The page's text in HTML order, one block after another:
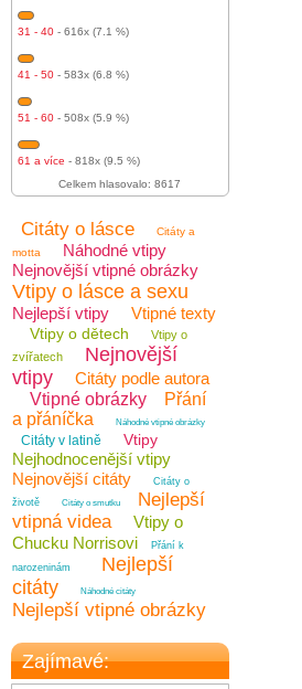
31 - 40 - 616x (7.1 %)
41 - 50 - 583x (6.8 %)
51 - 60 - 508x (5.9 %)
61 a více - 818x (9.5 %)
Celkem hlasovalo: 8617
Citáty o lásce
Citáty a
motta
Náhodné vtipy
Nejnovější vtipné obrázky
Vtipy o lásce a sexu
Nejlepší vtipy Vtipné texty
Vtipy o dětech
Vtipy o
zvířatech
Nejnovější
vtipy
Citáty podle autora
Vtipné obrázky
Přání
a přáníčka
Náhodné vtipné obrázky
Citáty v latině Vtipy
Nejhodnocenější vtipy
Nejnovější citáty
Citáty o
životě
Citáty o smutku
Nejlepší
vtipná videa
Vtipy o
Chucku Norrisovi
Přání k
narozeninám
Nejlepší
citáty
Náhodné citáty
Nejlepší vtipné obrázky
Zajímavé: